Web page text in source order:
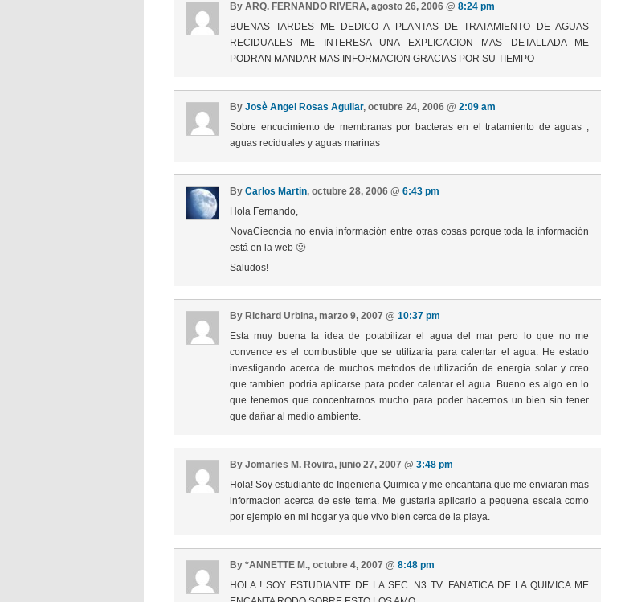
By ARQ. FERNANDO RIVERA, agosto 26, 2006 @ 8:24 pm
BUENAS TARDES ME DEDICO A PLANTAS DE TRATAMIENTO DE AGUAS
RECIDUALES ME INTERESA UNA EXPLICACION MAS DETALLADA ME
PODRAN MANDAR MAS INFORMACION GRACIAS POR SU TIEMPO
By Josè Angel Rosas Aguilar, octubre 24, 2006 @ 2:09 am
Sobre encucimiento de membranas por bacteras en el tratamiento de aguas ,
aguas reciduales y aguas marinas
By Carlos Martin, octubre 28, 2006 @ 6:43 pm
Hola Fernando,
NovaCiecncia no envía información entre otras cosas porque toda la información
está en la web 🙂
Saludos!
By Richard Urbina, marzo 9, 2007 @ 10:37 pm
Esta muy buena la idea de potabilizar el agua del mar pero lo que no me
convence es el combustible que se utilizaria para calentar el agua. He estado
investigando acerca de muchos metodos de utilización de energia solar y creo
que tambien podria aplicarse para poder calentar el agua. Bueno es algo en lo
que tenemos que concentrarnos mucho para poder hacernos un bien sin tener
que dañar al medio ambiente.
By Jomaries M. Rovira, junio 27, 2007 @ 3:48 pm
Hola! Soy estudiante de Ingenieria Quimica y me encantaria que me enviaran mas
informacion acerca de este tema. Me gustaria aplicarlo a pequena escala como
por ejemplo en mi hogar ya que vivo bien cerca de la playa.
By *ANNETTE M., octubre 4, 2007 @ 8:48 pm
HOLA ! SOY ESTUDIANTE DE LA SEC. N3 TV. FANATICA DE LA QUIMICA ME